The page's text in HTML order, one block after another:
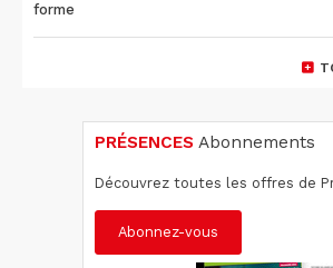
forme
PRÉSENCES Abonnements
Découvrez toutes les offres de
Abonnez-vous